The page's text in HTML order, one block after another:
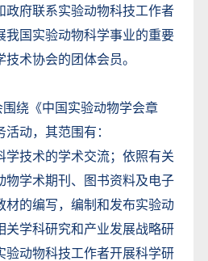
政府联系实验动物科技工作者
我国实验动物科学事业的重要
术协会的团体会员。
绕《中国实验动物学会章
动，其范围有：
学技术的学术交流；依照有关
物学术期刊、图书资料及电子
材的编写，编制和发布实验动
关学科研究和产业发展战略研
验动物科技工作者开展科学研